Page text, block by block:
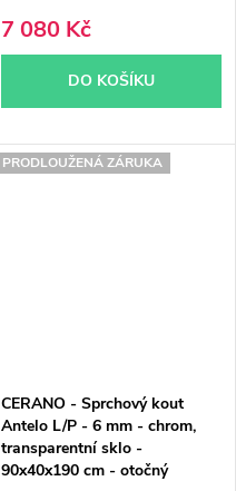
7 080 Kč
DO KOŠÍKU
PRODLOUŽENÁ ZÁRUKA
CERANO - Sprchový kout
Antelo L/P - 6 mm - chrom,
transparentní sklo -
90x40x190 cm - otočný